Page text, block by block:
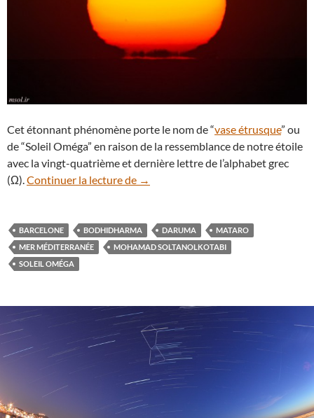
Cet étonnant phénomène porte le nom de “vase étrusque” ou
de “Soleil Oméga” en raison de la ressemblance de notre étoile
avec la vingt-quatrième et dernière lettre de l’alphabet grec
(Ω).Continuer la lecture de Un “Soleil Oméga” se lève sur la
→
BARCELONE BODHIDHARMA DARUMA
MATARO
MER MÉDITERRANÉE
MOHAMAD SOLTANOLKOTABI
SOLEIL OMÉGA